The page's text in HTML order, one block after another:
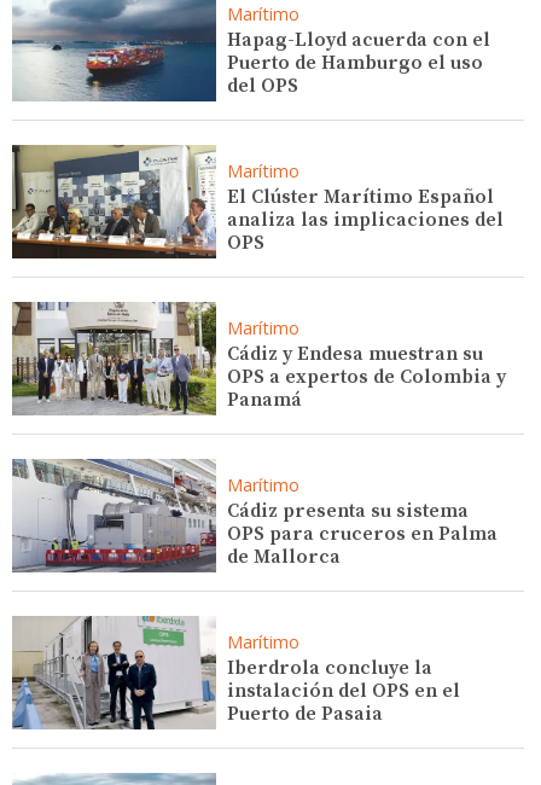
Marítimo
Hapag-Lloyd acuerda con el
Puerto de Hamburgo el uso
del OPS
Marítimo
El Clúster Marítimo Español
analiza las implicaciones del
OPS
Marítimo
Cádiz y Endesa muestran su
OPS a expertos de Colombia y
Panamá
Marítimo
Cádiz presenta su sistema
OPS para cruceros en Palma
de Mallorca
Marítimo
Iberdrola concluye la
instalación del OPS en el
Puerto de Pasaia